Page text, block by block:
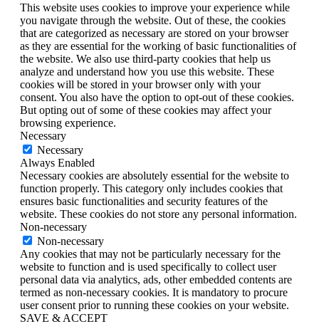
This website uses cookies to improve your experience while
you navigate through the website. Out of these, the cookies
that are categorized as necessary are stored on your browser
as they are essential for the working of basic functionalities of
the website. We also use third-party cookies that help us
analyze and understand how you use this website. These
cookies will be stored in your browser only with your
consent. You also have the option to opt-out of these cookies.
But opting out of some of these cookies may affect your
browsing experience.
Necessary
Necessary
Always Enabled
Necessary cookies are absolutely essential for the website to
function properly. This category only includes cookies that
ensures basic functionalities and security features of the
website. These cookies do not store any personal information.
Non-necessary
Non-necessary
Any cookies that may not be particularly necessary for the
website to function and is used specifically to collect user
personal data via analytics, ads, other embedded contents are
termed as non-necessary cookies. It is mandatory to procure
user consent prior to running these cookies on your website.
SAVE & ACCEPT